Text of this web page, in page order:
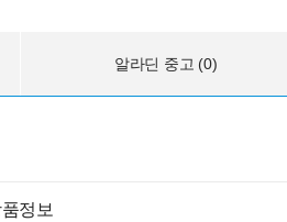
알라딘 중고 (0)
정보